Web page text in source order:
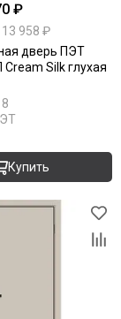
₽
958 ₽
дверь ПЭТ
Silk глухая
Купить